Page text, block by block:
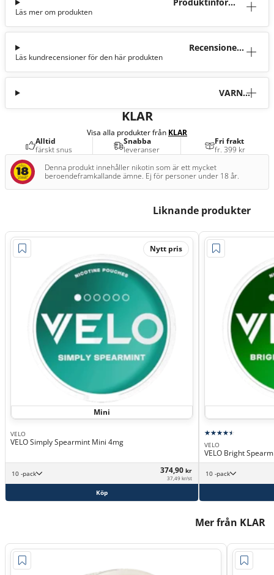
Läs mer om produkten
Recensioner
Läs kundrecensioner för den här produkten
VARNI
KLAR
Visa alla produkter från KLAR
Alltid
färskt snus
Snabba
leveranser
Fri frakt
fr. 399 kr
Denna produkt innehåller nikotin som är ett mycket
beroendeframkallande ämne. Ej för personer under 18 år.
Liknande produkter
Nytt pris
Mini
VELO
VELO Simply Spearmint Mini 4mg
10 -pack 374,90 kr
37,49 kr/st
Köp
VELO
VELO Bright
10 -pack
Mer från KLAR